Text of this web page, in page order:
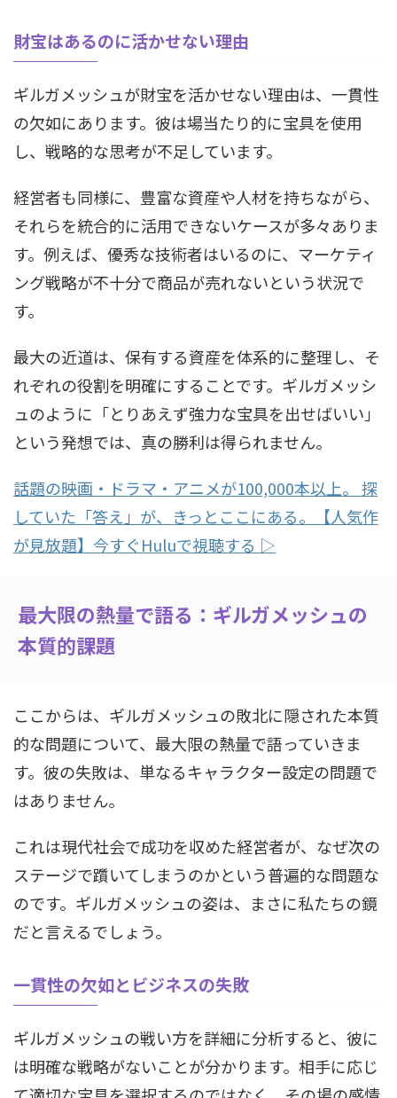
財宝はあるのに活かせない理由
ギルガメッシュが財宝を活かせない理由は、一貫性
の欠如にあります。彼は場当たり的に宝具を使用
し、戦略的な思考が不足しています。
経営者も同様に、豊富な資産や人材を持ちながら、
それらを統合的に活用できないケースが多々ありま
す。例えば、優秀な技術者はいるのに、マーケティ
ング戦略が不十分で商品が売れないという状況で
す。
最大の近道は、保有する資産を体系的に整理し、そ
れぞれの役割を明確にすることです。ギルガメッシ
ュのように「とりあえず強力な宝具を出せばいい」
という発想では、真の勝利は得られません。
話題の映画・ドラマ・アニメが100,000本以上。 探
していた「答え」が、きっとここにある。【人気作
が見放題】今すぐHuluで視聴する ▷
最大限の熱量で語る：ギルガメッシュの
本質的課題
ここからは、ギルガメッシュの敗北に隠された本質
的な問題について、最大限の熱量で語っていきま
す。彼の失敗は、単なるキャラクター設定の問題で
はありません。
これは現代社会で成功を収めた経営者が、なぜ次の
ステージで躓いてしまうのかという普遍的な問題な
のです。ギルガメッシュの姿は、まさに私たちの鏡
だと言えるでしょう。
一貫性の欠如とビジネスの失敗
ギルガメッシュの戦い方を詳細に分析すると、彼に
は明確な戦略がないことが分かります。相手に応じ